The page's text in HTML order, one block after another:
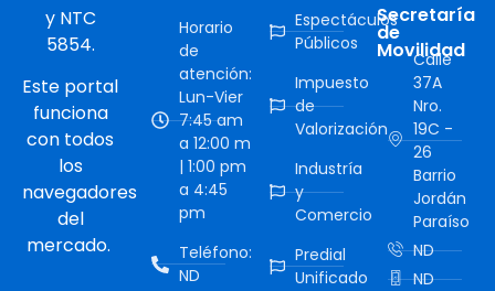
y NTC
5854.
Este portal
funciona
con todos
los
navegadores
del
mercado.
Horario
de
atención:
Lun-Vier
7:45 am
a 12:00 m
| 1:00 pm
a 4:45
pm
Teléfono:
ND
Espectáculos
Públicos
Impuesto
de
Valorización
Industría
y
Comercio
Predial
Unificado
Secretaría
de
Movilidad
Calle
37A
Nro.
19C -
26
Barrio
Jordán
Paraíso
ND
ND